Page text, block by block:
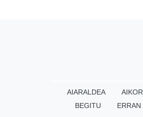
AIARALDEA AIKOR
BEGITU
ERRAN